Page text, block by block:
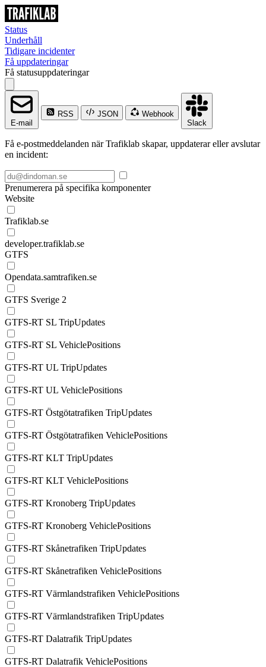
Status
Underhåll
Tidigare incidenter
Få uppdateringar
Få statusuppdateringar
E-mail
RSS JSON
Webhook
Slack
Få e-postmeddelanden när Trafiklab skapar, uppdaterar eller avslutar
en incident:
Prenumerera på specifika komponenter
Website
Trafiklab.se
developer.trafiklab.se
GTFS
Opendata.samtrafiken.se
GTFS Sverige 2
GTFS-RT SL TripUpdates
GTFS-RT SL VehiclePositions
GTFS-RT UL TripUpdates
GTFS-RT UL VehiclePositions
GTFS-RT Östgötatrafiken TripUpdates
GTFS-RT Östgötatrafiken VehiclePositions
GTFS-RT KLT TripUpdates
GTFS-RT KLT VehiclePositions
GTFS-RT Kronoberg TripUpdates
GTFS-RT Kronoberg VehiclePositions
GTFS-RT Skånetrafiken TripUpdates
GTFS-RT Skånetrafiken VehiclePositions
GTFS-RT Värmlandstrafiken VehiclePositions
GTFS-RT Värmlandstrafiken TripUpdates
GTFS-RT Dalatrafik TripUpdates
GTFS-RT Dalatrafik VehiclePositions